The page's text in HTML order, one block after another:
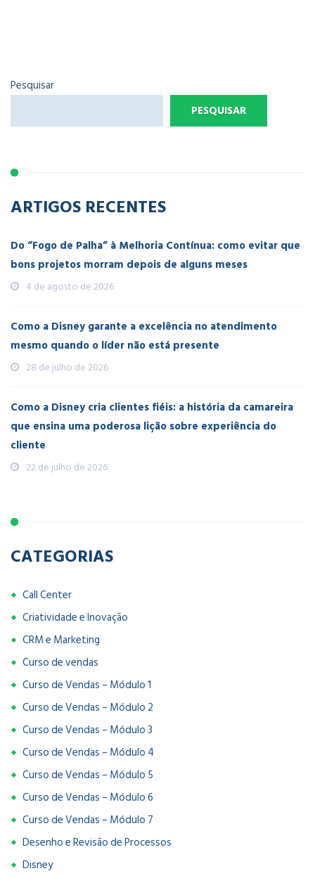
Pesquisar
PESQUISAR
ARTIGOS RECENTES
Do “Fogo de Palha” à Melhoria Contínua: como evitar que
bons projetos morram depois de alguns meses
4 de agosto de 2026
Como a Disney garante a excelência no atendimento
mesmo quando o líder não está presente
28 de julho de 2026
Como a Disney cria clientes fiéis: a história da camareira
que ensina uma poderosa lição sobre experiência do
cliente
22 de julho de 2026
CATEGORIAS
Call Center
Criatividade e Inovação
CRM e Marketing
Curso de vendas
Curso de Vendas – Módulo 1
Curso de Vendas – Módulo 2
Curso de Vendas – Módulo 3
Curso de Vendas – Módulo 4
Curso de Vendas – Módulo 5
Curso de Vendas – Módulo 6
Curso de Vendas – Módulo 7
Desenho e Revisão de Processos
Disney